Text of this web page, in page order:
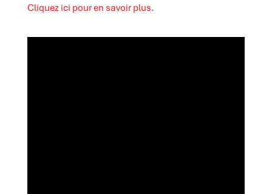
Cliquez ici pour en savoir plus.